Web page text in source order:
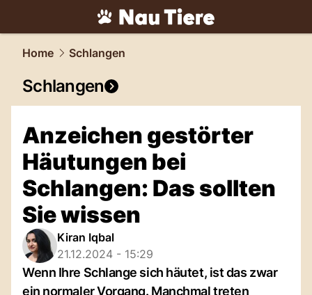
tiere.NAU.ch
Home Schlangen
Schlangen
Anzeichen gestörter
Häutungen bei
Schlangen: Das sollten
Sie wissen
Kiran Iqbal
21.12.2024 - 15:29
Wenn Ihre Schlange sich häutet, ist das zwar
ein normaler Vorgang. Manchmal treten